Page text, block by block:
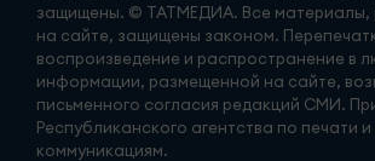
защищены. © ТАТМЕДИА. Все материалы,
на сайте, защищены законом.
воспроизведение и распространение в
информации, размещенной на сайте,
письменного согласия редакций СМИ.
Республиканского агентства по печати
коммуникациям.